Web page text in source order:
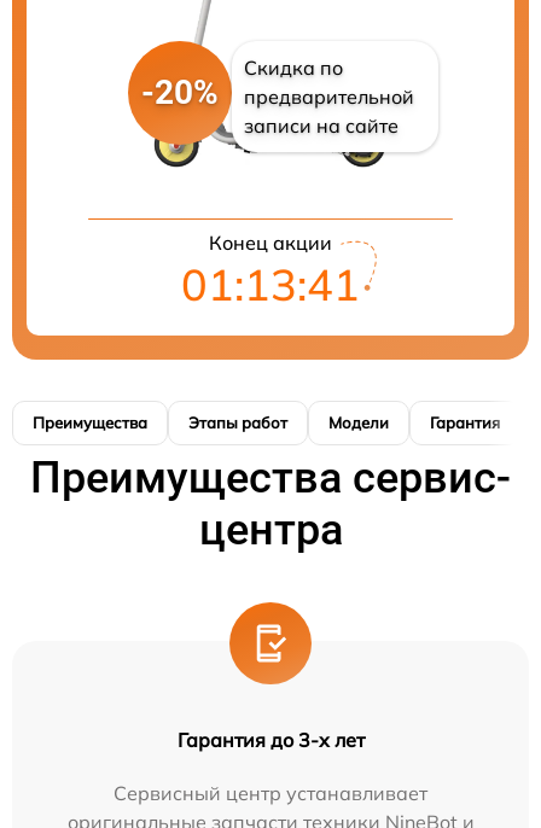
-20%
Скидка по
предварительной
записи на сайте
Конец акции
01:13:40
Преимущества Этапы работ Модели Гарантия
Преимущества сервис-
центра
Гарантия до 3-х лет
Сервисный центр устанавливает
оригинальные запчасти техники NineBot и